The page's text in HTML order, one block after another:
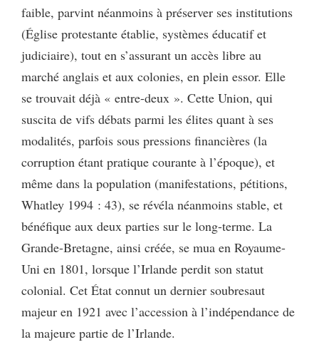
faible, parvint néanmoins à préserver ses institutions
(Église protestante établie, systèmes éducatif et
judiciaire), tout en s’assurant un accès libre au
marché anglais et aux colonies, en plein essor. Elle
se trouvait déjà « entre-deux ». Cette Union, qui
suscita de vifs débats parmi les élites quant à ses
modalités, parfois sous pressions financières (la
corruption étant pratique courante à l’époque), et
même dans la population (manifestations, pétitions,
Whatley 1994 : 43), se révéla néanmoins stable, et
bénéfique aux deux parties sur le long-terme. La
Grande-Bretagne, ainsi créée, se mua en Royaume-
Uni en 1801, lorsque l’Irlande perdit son statut
colonial. Cet État connut un dernier soubresaut
majeur en 1921 avec l’accession à l’indépendance de
la majeure partie de l’Irlande.